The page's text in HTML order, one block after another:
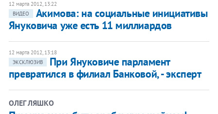
12 марта 2012, 13:22
ВИДЕО
Акимова: на социальные инициативы
Януковича уже есть 11 миллиардов
12 марта 2012, 13:18
ЭКСКЛЮЗИВ
При Януковиче парламент
превратился в филиал Банковой, - эксперт
ОЛЕГ ЛЯШКО